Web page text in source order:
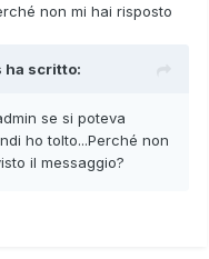
non mi hai risposto
ha scritto:
se si poteva
ho tolto...Perché non
il messaggio?